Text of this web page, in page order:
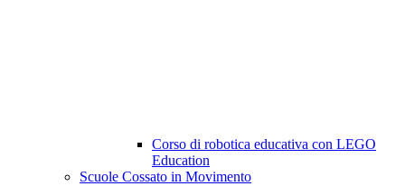
Corso di robotica educativa con LEGO
Education
Scuole Cossato in Movimento